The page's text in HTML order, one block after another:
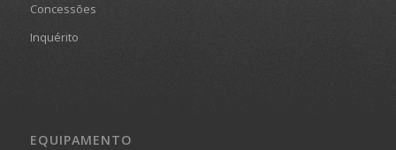
Concessões
Inquérito
EQUIPAMENTO